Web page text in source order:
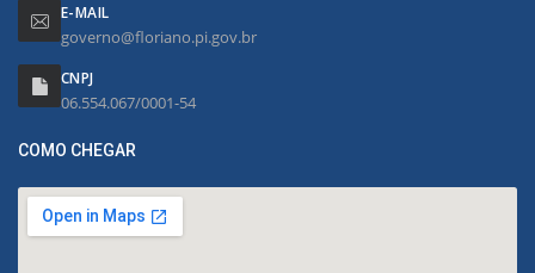
E-MAIL
governo@floriano.pi.gov.br
CNPJ
06.554.067/0001-54
COMO CHEGAR